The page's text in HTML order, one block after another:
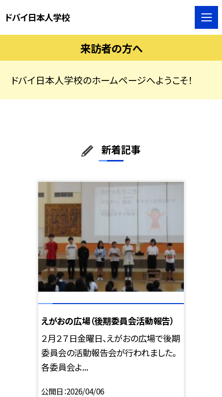
ドバイ日本人学校
来訪者の方へ
ドバイ日本人学校のホームページへようこそ！
新着記事
えがおの広場（後期委員会活動報告）
２月２７日金曜日、えがおの広場で後期
委員会の活動報告会が行われました。
各委員会よ...
公開日 2026/04/06